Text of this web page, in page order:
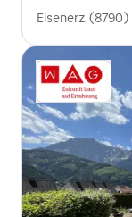
Eisenerz (8790)